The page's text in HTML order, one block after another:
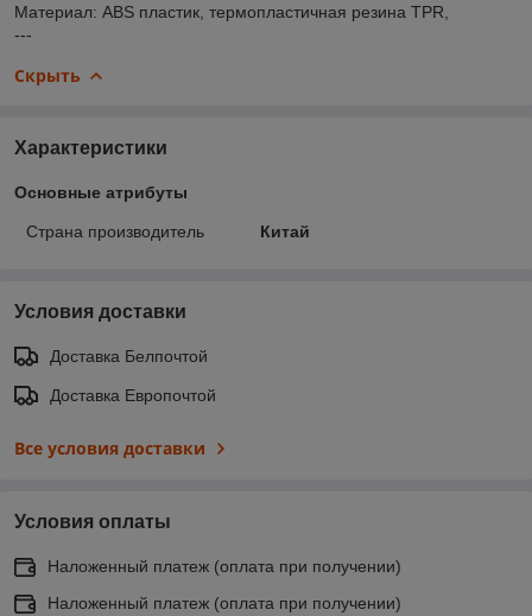
Материал: ABS пластик, термопластичная резина TPR,
---
Скрыть
Характеристики
Основные атрибуты
Страна производитель Китай
Условия доставки
Доставка Белпочтой
Доставка Европочтой
Все условия доставки
Условия оплаты
Наложенный платеж (оплата при получении)
Наложенный платеж (оплата при получении)